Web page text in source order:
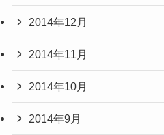
2014年12月
2014年11月
2014年10月
2014年9月